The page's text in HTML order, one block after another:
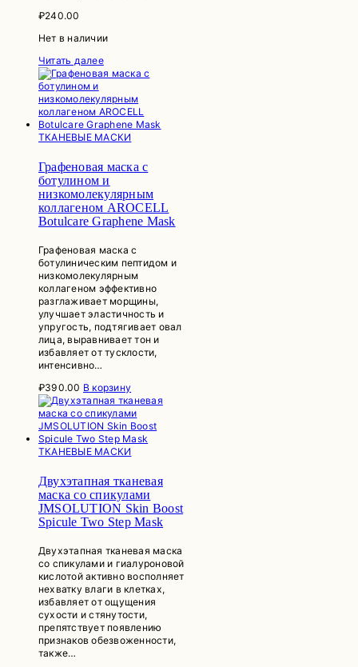
₽240.00
Нет в наличии
Читать далее
ТКАНЕВЫЕ МАСКИ
Графеновая маска с
ботулином и
низкомолекулярным
коллагеном AROCELL
Botulcare Graphene Mask
Графеновая маска с
ботулиническим пептидом и
низкомолекулярным
коллагеном эффективно
разглаживает морщины,
улучшает эластичность и
упругость, подтягивает овал
лица, выравнивает тон и
избавляет от тусклости,
интенсивно…
₽390.00 В корзину
ТКАНЕВЫЕ МАСКИ
Двухэтапная тканевая
маска со спикулами
JMSOLUTION Skin Boost
Spicule Two Step Mask
Двухэтапная тканевая маска
со спикулами и гиалуроновой
кислотой активно восполняет
нехватку влаги в клетках,
избавляет от ощущения
сухости и стянутости,
препятствует появлению
признаков обезвоженности,
также…